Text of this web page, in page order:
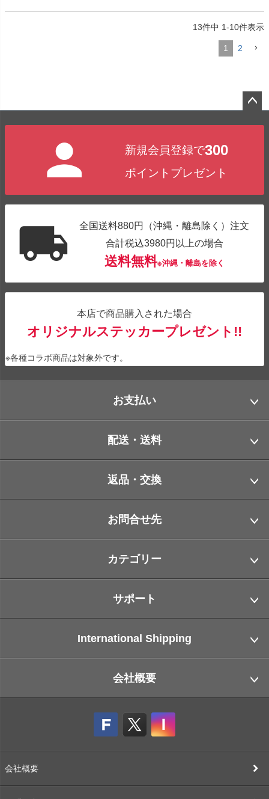
13件中 1-10件表示
1 2
新規会員登録で300
ポイントプレゼント
全国送料880円（沖縄・離島除く）注文
合計税込3980円以上の場合
送料無料※沖縄・離島を除く
本店で商品購入された場合
オリジナルステッカープレゼント!!
※各種コラボ商品は対象外です。
お支払い
配送・送料
返品・交換
お問合せ先
カテゴリー
サポート
International Shipping
会社概要
会社概要